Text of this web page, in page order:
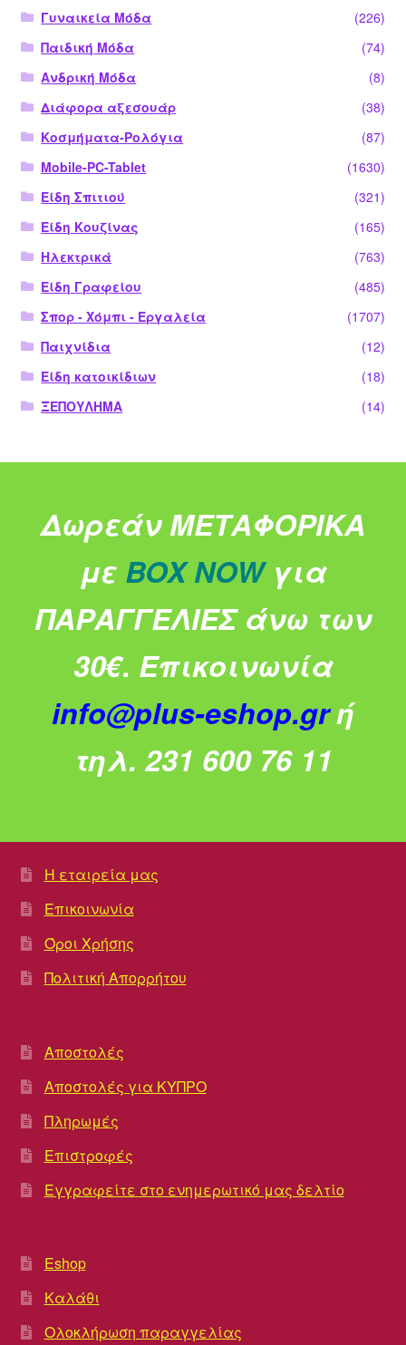
Γυναικεία Μόδα
(226)
Παιδική Μόδα
(74)
Ανδρική Μόδα
(8)
Διάφορα αξεσουάρ
(38)
Κοσμήματα-Ρολόγια
(87)
Mobile-PC-Tablet
(1630)
Είδη Σπιτιού
(321)
Είδη Κουζίνας
(165)
Ηλεκτρικά
(763)
Είδη Γραφείου
(485)
Σπορ - Χόμπι - Εργαλεία
(1707)
Παιχνίδια
(12)
Είδη κατοικίδιων
(18)
ΞΕΠΟΥΛΗΜΑ
(14)
Δωρεάν ΜΕΤΑΦΟΡΙΚΑ
με BOX NOW για
ΠΑΡΑΓΓΕΛΙΕΣ άνω των
30€. Επικοινωνία
info@plus-eshop.grή
τηλ. 231 600 76 11
Η εταιρεία μας
Επικοινωνία
Όροι Χρήσης
Πολιτική Απορρήτου
Αποστολές
Αποστολές για ΚΥΠΡΟ
Πληρωμές
Επιστροφές
Εγγραφείτε στο ενημερωτικό μας δελτίο
Eshop
Καλάθι
Ολοκλήρωση παραγγελίας